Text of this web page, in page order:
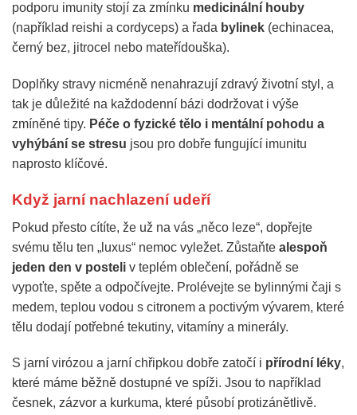
podporu imunity stojí za zmínku medicinální houby
(například reishi a cordyceps) a řada bylinek (echinacea,
černý bez, jitrocel nebo mateřídouška).
Doplňky stravy nicméně nenahrazují zdravý životní styl, a
tak je důležité na každodenní bázi dodržovat i výše
zmíněné tipy. Péče o fyzické tělo i mentální pohodu a
vyhýbání se stresu jsou pro dobře fungující imunitu
naprosto klíčové.
Když jarní nachlazení udeří
Pokud přesto cítíte, že už na vás „něco leze“, dopřejte
svému tělu ten „luxus“ nemoc vyležet. Zůstaňte alespoň
jeden den v posteli v teplém oblečení, pořádně se
vypoťte, spěte a odpočívejte. Prolévejte se bylinnými čaji s
medem, teplou vodou s citronem a poctivým vývarem, které
tělu dodají potřebné tekutiny, vitamíny a minerály.
S jarní virózou a jarní chřipkou dobře zatočí i přírodní léky,
které máme běžně dostupné ve spíži. Jsou to například
česnek, zázvor a kurkuma, které působí protizánětlivě.